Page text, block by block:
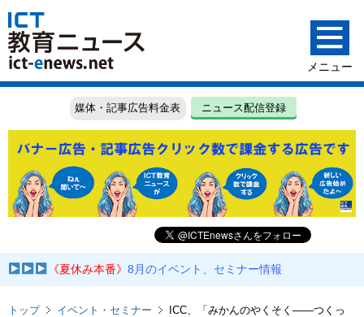
媒体・記事広告料金表 ニュース配信登録
《夏休み本番》8月のイベント、セミナー情報
トップ イベント・セミナー
ICC、「みかんのやくそく——つくっ